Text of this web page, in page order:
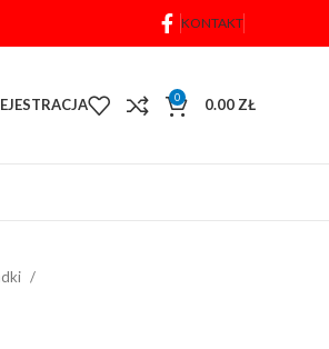
KONTAKT
0 0.00 ZŁ